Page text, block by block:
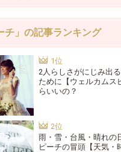
チ」の記事ランキング
2人らしさがにじみ出
ために【ウェルカムス
らいいの？
雨・雪・台風・晴れの
ピーチの冒頭【天気・